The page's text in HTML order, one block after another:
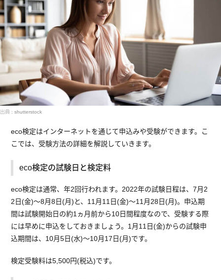
出典 : shutterstock
eco検定はインターネットを通じて申込みや受験ができます。こ
こでは、受験方法の詳細を解説していきます。
eco検定の試験日と検定料
eco検定は通常、年2回行われます。2022年の試験日程は、7月2
2日(金)～8月8日(月)と、11月11日(金)～11月28日(月)。申込期
間は試験開始日の約1ヵ月前から10日間程度なので、受験する際
には早めに申込をしておきましょう。1月11日(金)からの試験申
込期間は、10月5日(水)～10月17日(月)です。
検定受験料は5,500円(税込)です。